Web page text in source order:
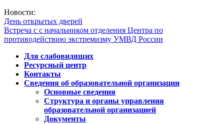
Новости:
День открытых дверей
Встреча с с начальником отделения Центра по
противодействию экстремизму УМВД России
Для слабовидящих
Ресурсный центр
Контакты
Сведения об образовательной организации
Основные сведения
Структура и органы управления
образовательной организацией
Документы